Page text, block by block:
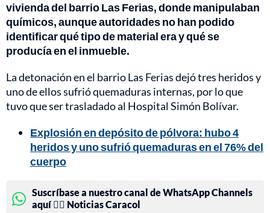
vivienda del barrio Las Ferias, donde manipulaban
químicos, aunque autoridades no han podido
identificar qué tipo de material era y qué se
producía en el inmueble.
La detonación en el barrio Las Ferias dejó tres heridos y
uno de ellos sufrió quemaduras internas, por lo que
tuvo que ser trasladado al Hospital Simón Bolívar.
Explosión en depósito de pólvora: hubo 4
heridos y uno sufrió quemaduras en el 76% del
cuerpo
Suscríbase a nuestro canal de WhatsApp Channels
aquí 👉🏻 Noticias Caracol